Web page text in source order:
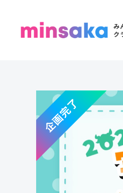
み
ク
企画完了